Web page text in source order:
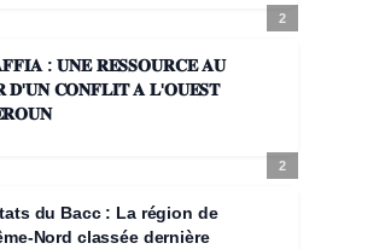
2
: 𝐔𝐍𝐄 𝐑𝐄𝐒𝐒𝐎𝐔𝐑𝐂𝐄 𝐀𝐔
𝐂𝐎𝐍𝐅𝐋𝐈𝐓 𝐀 𝐋'𝐎𝐔𝐄𝐒𝐓
2
du Bacc : La région de
Nord classée dernière